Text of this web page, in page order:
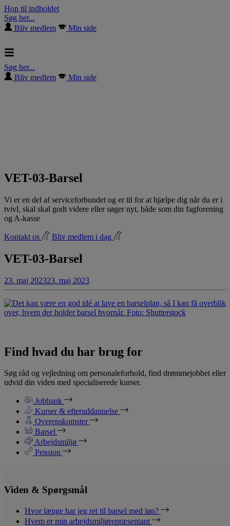
Hop til indholdet
Søg her...
Bliv medlem
Min side
Søg her...
Bliv medlem
Min side
VET-03-Barsel
Vi er en del af serviceforbundet og er til for at hjælpe dig når du er i
tvivl, skal skal godt videre eller søger nyt, både som din fagforening
og A-kasse
Kontakt os Bliv medlem i dag
VET-03-Barsel
23. maj 202323. maj 2023
Find hvad du har brug for
Søg råd og vejledning om personaleforhold, find drømmejobbet eller
udvid din viden med specialiserede kurser.
Jobbank
Kurser & efteruddannelse
Overenskomster
Barsel
Arbejdsmiljø
Pension
Viden & Spørgsmål
Hvor længe har jeg ret til barsel med løn?
Hvem er min arbejdsmiljørepræsentant